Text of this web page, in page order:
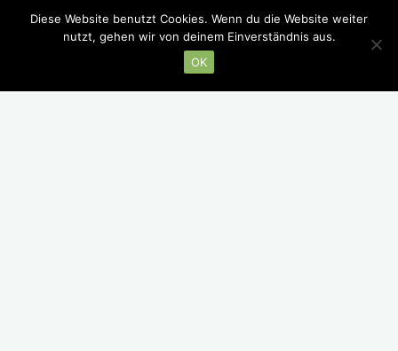
Diese Website benutzt Cookies. Wenn du die Website weiter
nutzt, gehen wir von deinem Einverständnis aus.
OK